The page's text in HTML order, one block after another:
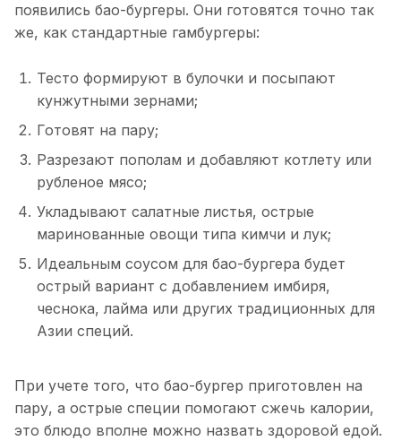
появились бао-бургеры. Они готовятся точно так
же, как стандартные гамбургеры:
Тесто формируют в булочки и посыпают
кунжутными зернами;
Готовят на пару;
Разрезают пополам и добавляют котлету или
рубленое мясо;
Укладывают салатные листья, острые
маринованные овощи типа кимчи и лук;
Идеальным соусом для бао-бургера будет
острый вариант с добавлением имбиря,
чеснока, лайма или других традиционных для
Азии специй.
При учете того, что бао-бургер приготовлен на
пару, а острые специи помогают сжечь калории,
это блюдо вполне можно назвать здоровой едой.